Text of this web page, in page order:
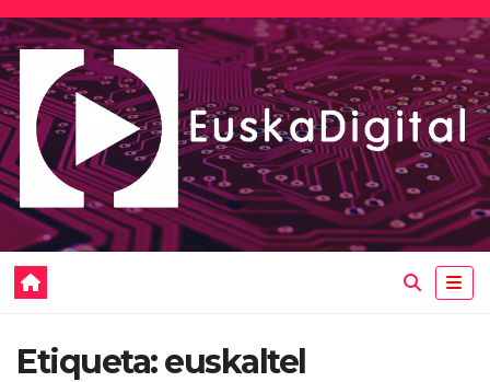
Saltar
al
contenido
Etiqueta:euskaltel